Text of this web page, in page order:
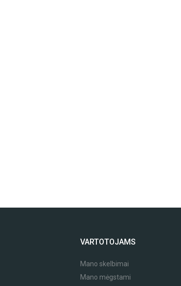
VARTOTOJAMS
Mano skelbimai
Mano mėgstami